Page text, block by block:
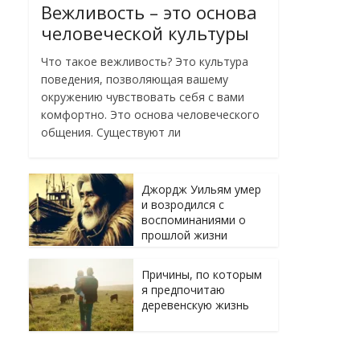
Вежливость – это основа
человеческой культуры
Что такое вежливость? Это культура
поведения, позволяющая вашему
окружению чувствовать себя с вами
комфортно. Это основа человеческого
общения. Существуют ли
Джордж Уильям умер
и возродился с
воспоминаниями о
прошлой жизни
Причины, по которым
я предпочитаю
деревенскую жизнь